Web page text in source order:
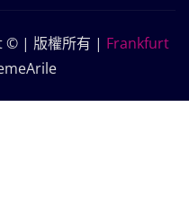
© | 版權所有 | Frankfurt